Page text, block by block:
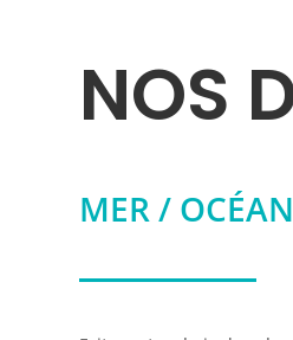
NOS
MER / OCÉAN